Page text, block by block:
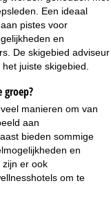
Een ideaal
pistes voor
en
De skigebied adviseur
juiste skigebied.
manieren om van
aan
bieden sommige
en
zijn er ook
om te